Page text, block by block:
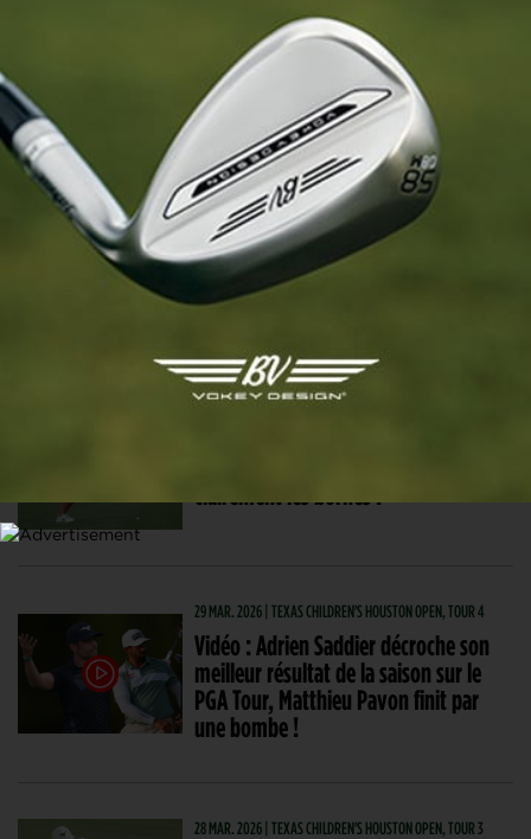
6 AVR. 2026 | THE MASTERS 2025
Flash-back, l’historique victoire de
McIlroy de 2025 en cinq moments
fous
MASTERS 3 AVR. 2026 | THE MASTERS
Quand Bryson DeChambeau a aidé
Rory McIlroy à taper le meilleur coup
clairement les bornes !
29 MAR. 2026 | TEXAS CHILDREN'S HOUSTON OPEN, TOUR 4
Vidéo : Adrien Saddier décroche son
meilleur résultat de la saison sur le
PGA Tour, Matthieu Pavon finit par
une bombe !
28 MAR. 2026 | TEXAS CHILDREN'S HOUSTON OPEN, TOUR 3